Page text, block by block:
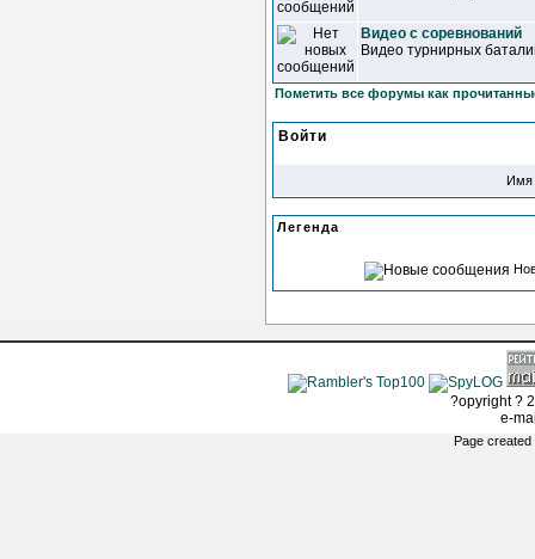
Видео с соревнований
Видео турнирных
Пометить все форумы как
Войти
Имя
Легенда
?opyright ?
e-
Page